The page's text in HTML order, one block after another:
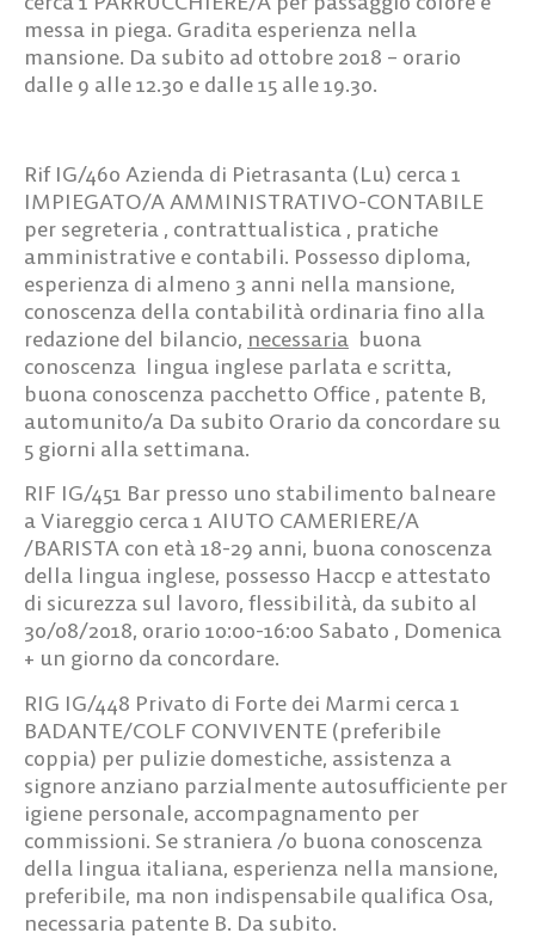
messa in piega. Gradita esperienza nella
mansione. Da subito ad ottobre 2018 – orario
dalle 9 alle 12.30 e dalle 15 alle 19.30.
Rif IG/460 Azienda di Pietrasanta (Lu) cerca1
IMPIEGATO/A AMMINISTRATIVO-CONTABILE
per segreteria , contrattualistica , pratiche
amministrative e contabili. Possesso diploma,
esperienza di almeno 3 anni nella mansione,
conoscenza della contabilità ordinaria fino alla
redazione del bilancio, necessaria buona
conoscenza lingua inglese parlata e scritta,
buona conoscenza pacchetto Office , patente B,
automunito/a Da subito Orario da concordare su
5 giorni alla settimana.
RIF IG/451 Bar presso uno stabilimento balneare
a Viareggio cerca1 AIUTO CAMERIERE/A
/BARISTA con età 18-29 anni, buona conoscenza
della lingua inglese, possesso Haccp e attestato
di sicurezza sul lavoro, flessibilità, da subito al
30/08/2018, orario 10:00-16:00 Sabato , Domenica
+ un giorno da concordare.
RIG IG/448 Privato di Forte dei Marmi cerca 1
BADANTE/COLF CONVIVENTE (preferibile
coppia) per pulizie domestiche, assistenza a
signore anziano parzialmente autosufficiente per
igiene personale, accompagnamento per
commissioni. Se straniera /o buona conoscenza
della lingua italiana, esperienza nella mansione,
preferibile, ma non indispensabile qualifica Osa,
necessaria patente B. Da subito.